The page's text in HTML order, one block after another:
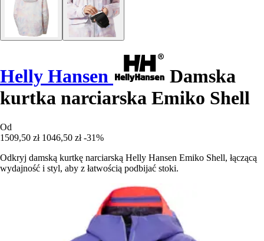
Helly Hansen
Damska
kurtka narciarska Emiko Shell
Od
1509,50 zł 1046,50 zł -31%
Odkryj damską kurtkę narciarską Helly Hansen Emiko Shell, łączącą
wydajność i styl, aby z łatwością podbijać stoki.